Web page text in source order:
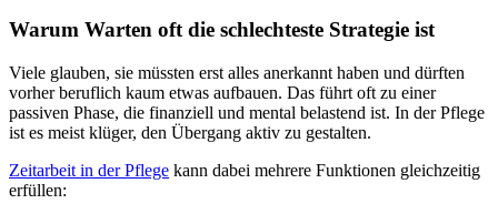
Warum Warten oft die schlechteste Strategie ist
Viele glauben, sie müssten erst alles anerkannt haben und dürften
vorher beruflich kaum etwas aufbauen. Das führt oft zu einer
passiven Phase, die finanziell und mental belastend ist. In der Pflege
ist es meist klüger, den Übergang aktiv zu gestalten.
Zeitarbeit in der Pflege kann dabei mehrere Funktionen gleichzeitig
erfüllen: